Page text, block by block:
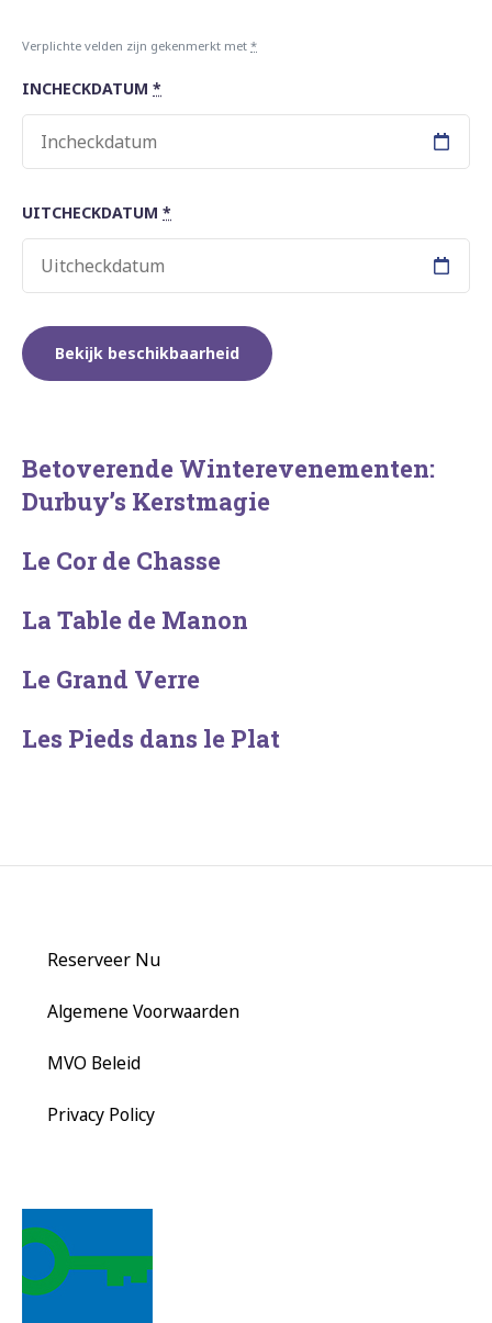
Verplichte velden zijn gekenmerkt met *
INCHECKDATUM *
UITCHECKDATUM *
Betoverende Winterevenementen:
Durbuy’s Kerstmagie
Le Cor de Chasse
La Table de Manon
Le Grand Verre
Les Pieds dans le Plat
Reserveer Nu
Algemene Voorwaarden
MVO Beleid
Privacy Policy